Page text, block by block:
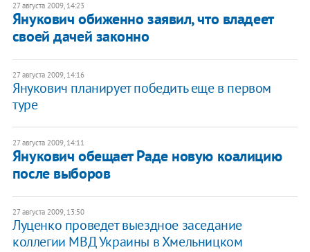
27 августа 2009, 14:23
Янукович обиженно заявил, что владеет
своей дачей законно
27 августа 2009, 14:16
Янукович планирует победить еще в первом
туре
27 августа 2009, 14:11
Янукович обещает Раде новую коалицию
после выборов
27 августа 2009, 13:50
Луценко проведет выездное заседание
коллегии МВД Украины в Хмельницком